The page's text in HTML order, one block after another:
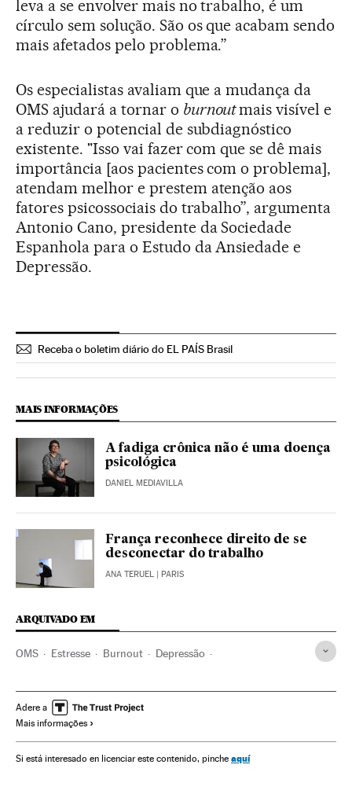
leva a se envolver mais no trabalho, é um
círculo sem solução. São os que acabam sendo
mais afetados pelo problema.”
Os especialistas avaliam que a mudança da
OMS ajudará a tornar o burnoutmais visível e
a reduzir o potencial de subdiagnóstico
existente. "Isso vai fazer com que se dê mais
importância [aos pacientes com o problema],
atendam melhor e prestem atenção aos
fatores psicossociais do trabalho”, argumenta
Antonio Cano, presidente da Sociedade
Espanhola para o Estudo da Ansiedade e
Depressão.
Receba o boletim diário do EL PAÍS Brasil
MAIS INFORMAÇÕES
A fadiga crônica não é uma doença
psicológica
DANIEL MEDIAVILLA
França reconhece direito de se
desconectar do trabalho
ANA TERUEL | PARIS
ARQUIVADO EM
OMS Estresse Burnout Depressão
Medicina Política sanitária
Previdência
Adere a
Mais informações
Si está interesado en licenciar este contenido, pinche aquí